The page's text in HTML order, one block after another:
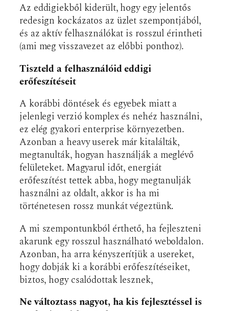
Az eddigiekből kiderült, hogy egy jelentős
redesign kockázatos az üzlet szempontjából,
és az aktív felhasználókat is rosszul érintheti
(ami meg visszavezet az előbbi ponthoz).
Tiszteld a felhasználóid eddigi
erőfeszítéseit
A korábbi döntések és egyebek miatt a
jelenlegi verzió komplex és nehéz használni,
ez elég gyakori enterprise környezetben.
Azonban a heavy userek már kitalálták,
megtanulták, hogyan használják a meglévő
felületeket. Magyarul időt, energiát
erőfeszítést tettek abba, hogy megtanulják
használni az oldalt, akkor is ha mi
történetesen rossz munkát végeztünk.
A mi szempontunkból érthető, ha fejleszteni
akarunk egy rosszul használható weboldalon.
Azonban, ha arra kényszerítjük a usereket,
hogy dobják ki a korábbi erőfeszítéseiket,
biztos, hogy csalódottak lesznek,
Ne változtass nagyot, ha kis fejlesztéssel is